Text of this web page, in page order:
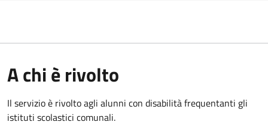
A chi è rivolto
Il servizio è rivolto agli alunni con disabilità frequentanti gli
istituti scolastici comunali.